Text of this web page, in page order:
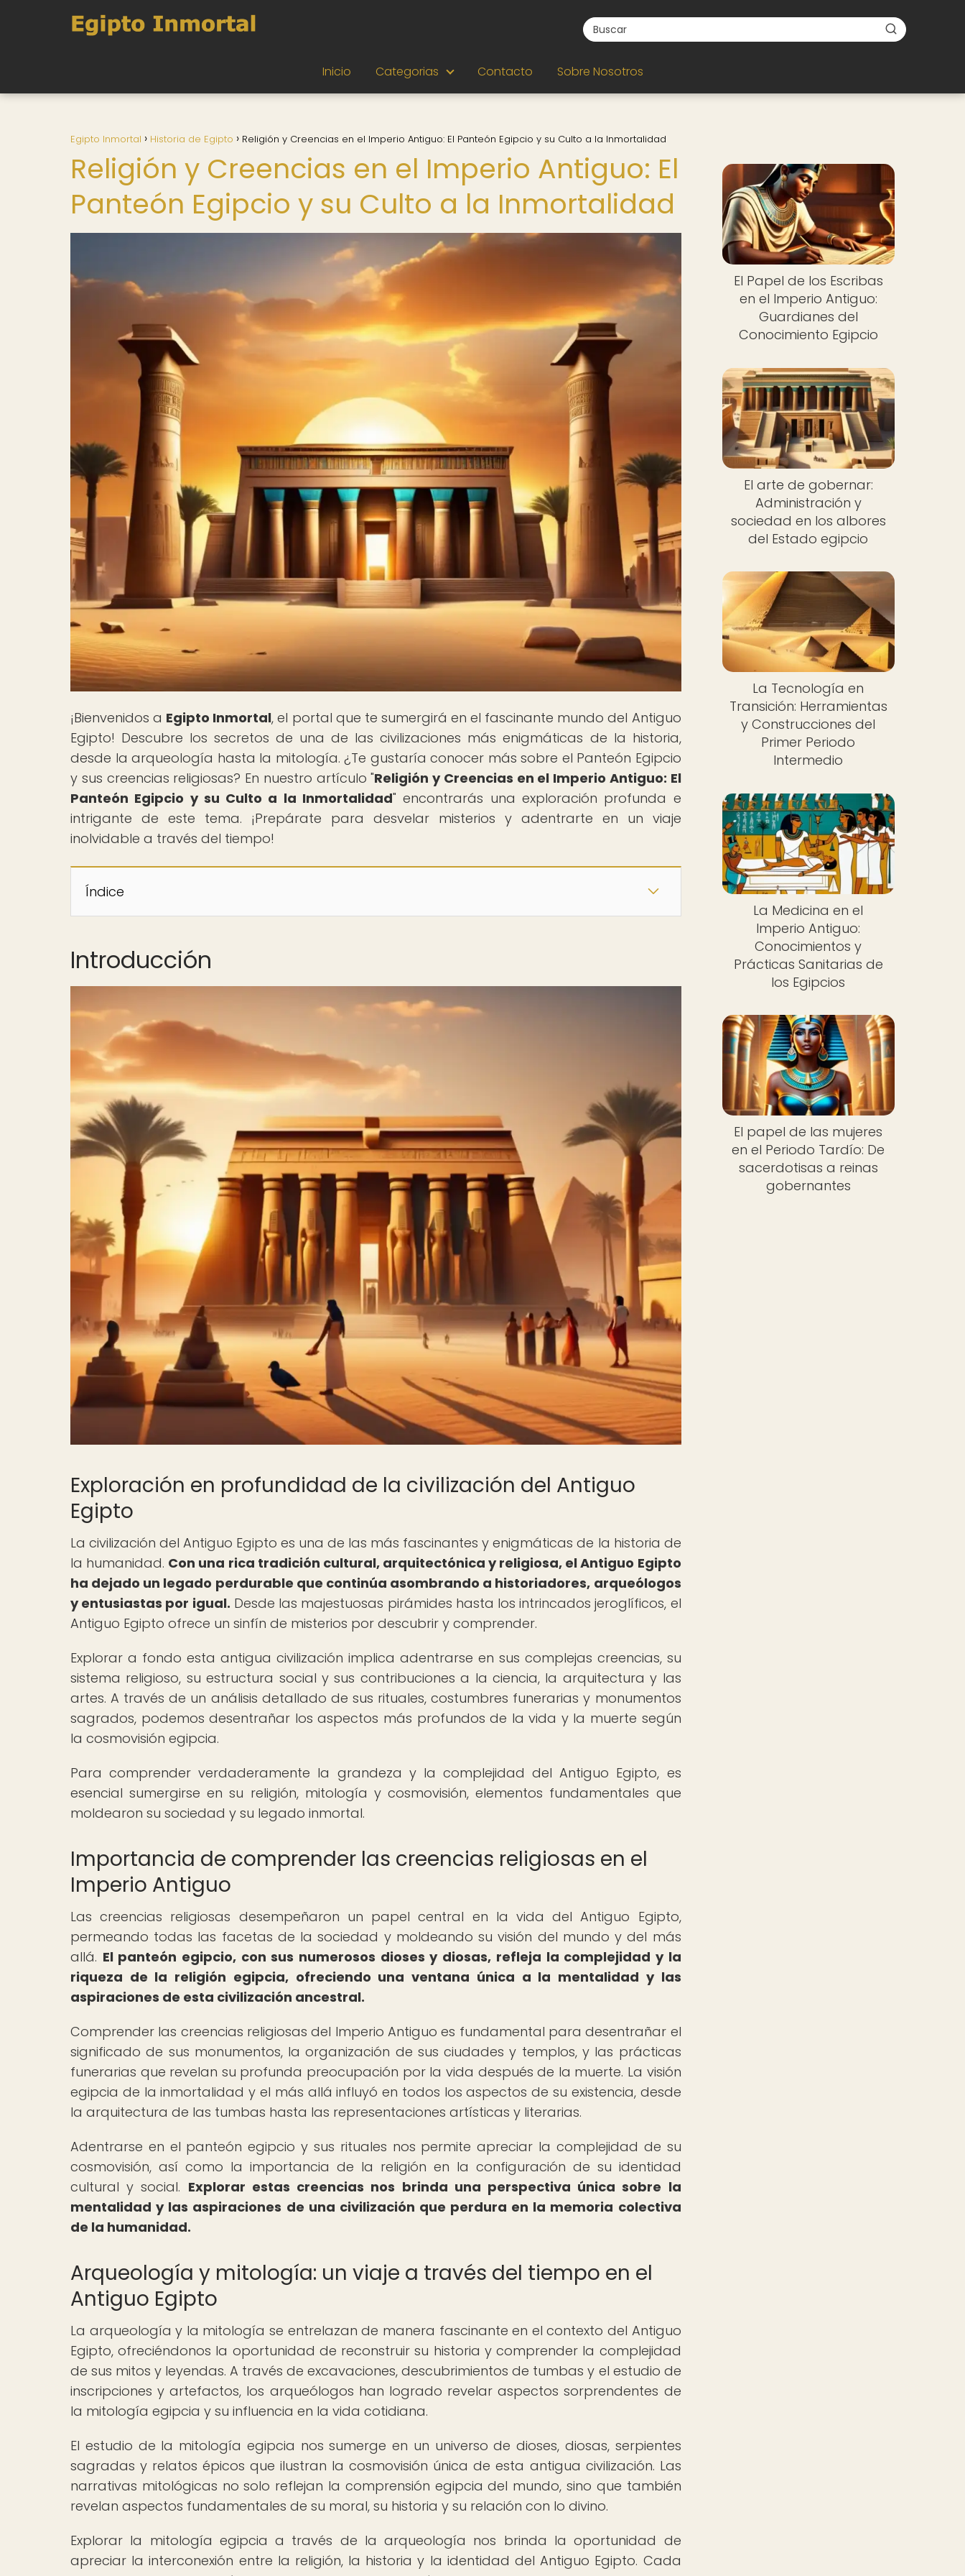
Inicio Categorias Contacto Sobre Nosotros
Egipto Inmortal Historia de Egipto Religión y Creencias en el Imperio Antiguo: El Panteón Egipcio y su Culto a la Inmortalidad
Religión y Creencias en el Imperio Antiguo: El
Panteón Egipcio y su Culto a la Inmortalidad
¡Bienvenidos a Egipto Inmortal, el portal que te sumergirá en el fascinante mundo del Antiguo
Egipto! Descubre los secretos de una de las civilizaciones más enigmáticas de la historia,
desde la arqueología hasta la mitología. ¿Te gustaría conocer más sobre el Panteón Egipcio
y sus creencias religiosas? En nuestro artículo "Religión y Creencias en el Imperio Antiguo: El
Panteón Egipcio y su Culto a la Inmortalidad" encontrarás una exploración profunda e
intrigante de este tema. ¡Prepárate para desvelar misterios y adentrarte en un viaje
inolvidable a través del tiempo!
Índice
Introducción
Exploración en profundidad de la civilización del Antiguo
Egipto
La civilización del Antiguo Egipto es una de las más fascinantes y enigmáticas de la historia de
la humanidad. Con una rica tradición cultural, arquitectónica y religiosa, el Antiguo Egipto
ha dejado un legado perdurable que continúa asombrando a historiadores, arqueólogos
y entusiastas por igual. Desde las majestuosas pirámides hasta los intrincados jeroglíficos, el
Antiguo Egipto ofrece un sinfín de misterios por descubrir y comprender.
Explorar a fondo esta antigua civilización implica adentrarse en sus complejas creencias, su
sistema religioso, su estructura social y sus contribuciones a la ciencia, la arquitectura y las
artes. A través de un análisis detallado de sus rituales, costumbres funerarias y monumentos
sagrados, podemos desentrañar los aspectos más profundos de la vida y la muerte según
la cosmovisión egipcia.
Para comprender verdaderamente la grandeza y la complejidad del Antiguo Egipto, es
esencial sumergirse en su religión, mitología y cosmovisión, elementos fundamentales que
moldearon su sociedad y su legado inmortal.
Importancia de comprender las creencias religiosas en el
Imperio Antiguo
Las creencias religiosas desempeñaron un papel central en la vida del Antiguo Egipto,
permeando todas las facetas de la sociedad y moldeando su visión del mundo y del más
allá. El panteón egipcio, con sus numerosos dioses y diosas, refleja la complejidad y la
riqueza de la religión egipcia, ofreciendo una ventana única a la mentalidad y las
aspiraciones de esta civilización ancestral.
Comprender las creencias religiosas del Imperio Antiguo es fundamental para desentrañar el
significado de sus monumentos, la organización de sus ciudades y templos, y las prácticas
funerarias que revelan su profunda preocupación por la vida después de la muerte. La visión
egipcia de la inmortalidad y el más allá influyó en todos los aspectos de su existencia, desde
la arquitectura de las tumbas hasta las representaciones artísticas y literarias.
Adentrarse en el panteón egipcio y sus rituales nos permite apreciar la complejidad de su
cosmovisión, así como la importancia de la religión en la configuración de su identidad
cultural y social. Explorar estas creencias nos brinda una perspectiva única sobre la
mentalidad y las aspiraciones de una civilización que perdura en la memoria colectiva
de la humanidad.
Arqueología y mitología: un viaje a través del tiempo en el
Antiguo Egipto
La arqueología y la mitología se entrelazan de manera fascinante en el contexto del Antiguo
Egipto, ofreciéndonos la oportunidad de reconstruir su historia y comprender la complejidad
de sus mitos y leyendas. A través de excavaciones, descubrimientos de tumbas y el estudio de
inscripciones y artefactos, los arqueólogos han logrado revelar aspectos sorprendentes de
la mitología egipcia y su influencia en la vida cotidiana.
El estudio de la mitología egipcia nos sumerge en un universo de dioses, diosas, serpientes
sagradas y relatos épicos que ilustran la cosmovisión única de esta antigua civilización. Las
narrativas mitológicas no solo reflejan la comprensión egipcia del mundo, sino que también
revelan aspectos fundamentales de su moral, su historia y su relación con lo divino.
Explorar la mitología egipcia a través de la arqueología nos brinda la oportunidad de
apreciar la interconexión entre la religión, la historia y la identidad del Antiguo Egipto. Cada
El Papel de los Escribas
en el Imperio Antiguo:
Guardianes del
Conocimiento Egipcio
El arte de gobernar:
Administración y
sociedad en los albores
del Estado egipcio
La Tecnología en
Transición: Herramientas
y Construcciones del
Primer Periodo
Intermedio
La Medicina en el
Imperio Antiguo:
Conocimientos y
Prácticas Sanitarias de
los Egipcios
El papel de las mujeres
en el Periodo Tardío: De
sacerdotisas a reinas
gobernantes